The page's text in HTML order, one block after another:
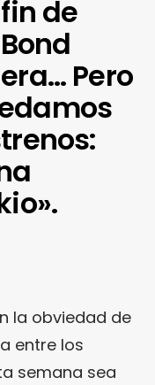
de
Pero
la obviedad de
entre los
semana sea